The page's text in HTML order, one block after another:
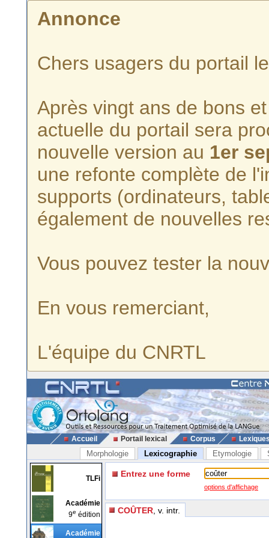
Annonce
Chers usagers du portail
Après vingt ans de bons
actuelle du portail sera
nouvelle version au 1er
une refonte complète de
supports (ordinateurs,
également de nouvelles
Vous pouvez tester la
En vous remerciant,
L'équipe du CNRTL
Accueil Portail lexical Corpus
Morphologie Lexicographie Etymologie
TLFi
Académie
9e édition
Académie
Entrez une forme
options d'affichage
COÛTER , v. intr.